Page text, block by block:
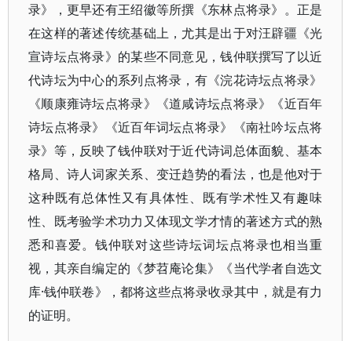
录》，更早还有王绍徽等所撰《东林点将录》。正是
在这样的著述传统基础上，尤其是出于对汪辟疆《光
宣诗坛点将录》的某些不同意见，钱仲联撰写了以近
代诗坛为中心的系列点将录，有《浣花诗坛点将录》
《顺康雍诗坛点将录》《道咸诗坛点将录》《近百年
诗坛点将录》《近百年词坛点将录》《南社吟坛点将
录》等，反映了钱仲联对于近代诗词总体面貌、基本
格局、诗人词家关系、变迁趋势的看法，也是他对于
这种既有总体性又有具体性、既有学术性又有趣味
性、既考验学术功力又体现文学才情的著述方式的熟
悉和喜爱。钱仲联对这些诗坛词坛点将录也相当重
视，其亲自编定的《梦苕庵论集》《当代学者自选文
库·钱仲联卷》，都将这些点将录收录其中，就是有力
的证明。